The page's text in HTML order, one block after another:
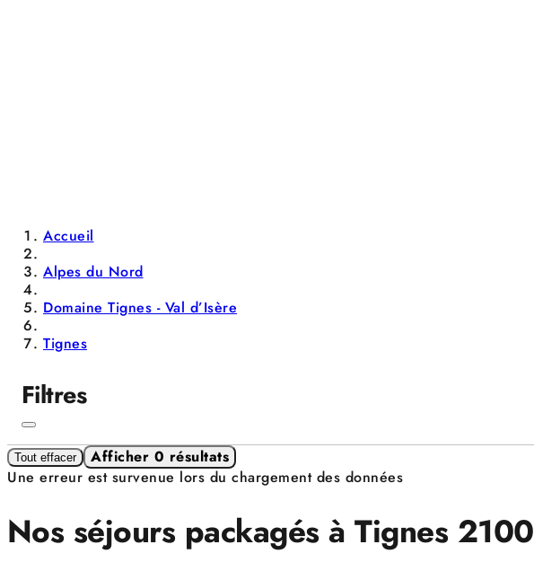
Accueil
Alpes du Nord
Domaine Tignes - Val d’Isère
Tignes
Filtres
Tout effacer
Afficher 0 résultats
Une erreur est survenue lors du chargement des données
Nos séjours packagés à Tignes 2100